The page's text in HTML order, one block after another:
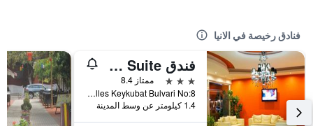
فنادق رخيصة في الانيا
فندق Ark Apart and Suite
3 نجوم
ممتاز 8.4
Kadpaa Mahalles Keykubat Bulvari No:8, الانيا, تركيا
1.4 كيلومتر عن وسط المدينة